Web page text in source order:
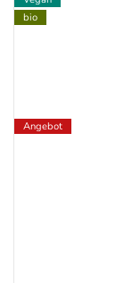
bio
Angebot